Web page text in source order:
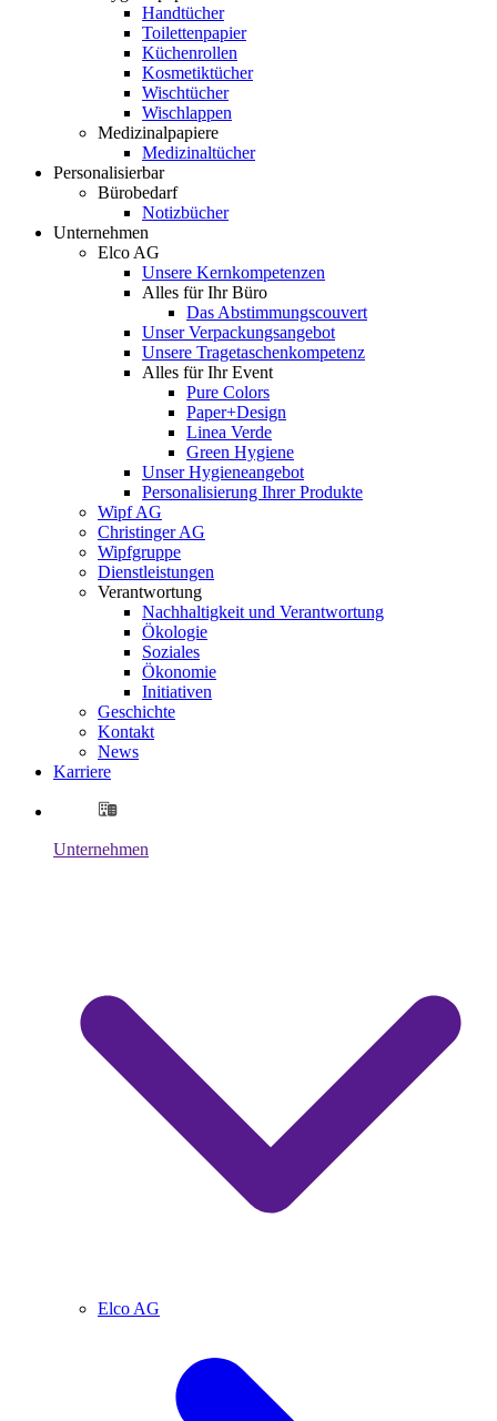
Handtücher
Toilettenpapier
Küchenrollen
Kosmetiktücher
Wischtücher
Wischlappen
Medizinalpapiere
Medizinaltücher
Personalisierbar
Bürobedarf
Notizbücher
Unternehmen
Elco AG
Unsere Kernkompetenzen
Alles für Ihr Büro
Das Abstimmungscouvert
Unser Verpackungsangebot
Unsere Tragetaschenkompetenz
Alles für Ihr Event
Pure Colors
Paper+Design
Linea Verde
Green Hygiene
Unser Hygieneangebot
Personalisierung Ihrer Produkte
Wipf AG
Christinger AG
Wipfgruppe
Dienstleistungen
Verantwortung
Nachhaltigkeit und Verantwortung
Ökologie
Soziales
Ökonomie
Initiativen
Geschichte
Kontakt
News
Karriere
Unternehmen
Elco AG